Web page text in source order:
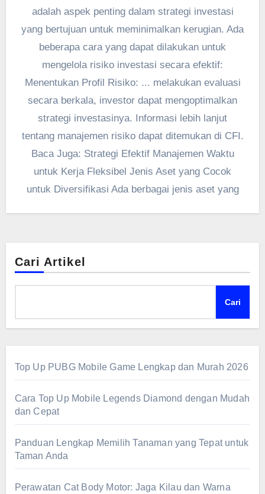
adalah aspek penting dalam strategi investasi
yang bertujuan untuk meminimalkan kerugian. Ada
beberapa cara yang dapat dilakukan untuk
mengelola risiko investasi secara efektif:
Menentukan Profil Risiko: ... melakukan evaluasi
secara berkala, investor dapat mengoptimalkan
strategi investasinya. Informasi lebih lanjut
tentang manajemen risiko dapat ditemukan di CFI.
Baca Juga: Strategi Efektif Manajemen Waktu
untuk Kerja Fleksibel Jenis Aset yang Cocok
untuk Diversifikasi Ada berbagai jenis aset yang
Cari Artikel
Cari
Top Up PUBG Mobile Game Lengkap dan Murah 2026
Cara Top Up Mobile Legends Diamond dengan Mudah
dan Cepat
Panduan Lengkap Memilih Tanaman yang Tepat untuk
Taman Anda
Perawatan Cat Body Motor: Jaga Kilau dan Warna